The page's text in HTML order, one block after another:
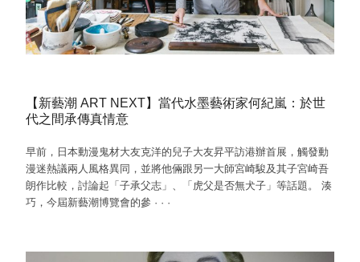
【新藝潮 ART NEXT】當代水墨藝術家何紀嵐：於世
代之間承傳真情意
早前，日本動漫鬼材大友克洋的兒子大友昇平訪港辦首展，觸發動
漫迷熱議兩人風格異同，並將他倆跟另一大師宮崎駿及其子宮崎吾
朗作比較，討論起「子承父志」、「虎父是否無犬子」等話題。 湊
巧，今屆新藝潮博覽會的參 · · ·